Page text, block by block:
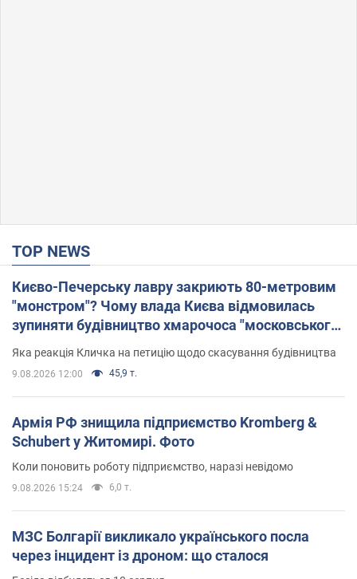
TOP NEWS
Києво-Печерську лавру закриють 80-метровим
"монстром"? Чому влада Києва відмовилась
зупиняти будівництво хмарочоса "московського
вірянина"
Яка реакція Кличка на петицію щодо скасування будівництва
9.08.2026 12:00 45,9 т.
Армія РФ знищила підприємство Kromberg &
Schubert у Житомирі. Фото
Коли поновить роботу підприємство, наразі невідомо
9.08.2026 15:24 6,0 т.
МЗС Болгарії викликало українського посла
через інцидент із дроном: що сталося